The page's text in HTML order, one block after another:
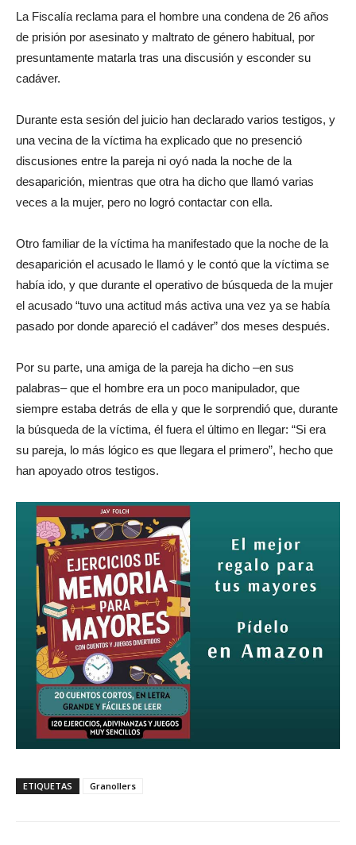
La Fiscalía reclama para el hombre una condena de 26 años
de prisión por asesinato y maltrato de género habitual, por
presuntamente matarla tras una discusión y esconder su
cadáver.
Durante esta sesión del juicio han declarado varios testigos, y
una vecina de la víctima ha explicado que no presenció
discusiones entre la pareja ni oyó nada la noche de la
desaparición, mientras que otra ha dicho que llamó varias
veces a la mujer, pero no logró contactar con ella.
Otro familiar de la víctima ha manifestado que la noche de la
desaparición el acusado le llamó y le contó que la víctima se
había ido, y que durante el operativo de búsqueda de la mujer
el acusado “tuvo una actitud más activa una vez ya se había
pasado por donde apareció el cadáver” dos meses después.
Por su parte, una amiga de la pareja ha dicho –en sus
palabras– que el hombre era un poco manipulador, que
siempre estaba detrás de ella y que le sorprendió que, durante
la búsqueda de la víctima, él fuera el último en llegar: “Si era
su pareja, lo más lógico es que llegara el primero”, hecho que
han apoyado otros testigos.
ETIQUETAS Granollers